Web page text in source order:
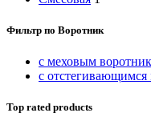
Фильтр по Воротник
с меховым
с
Top rated products